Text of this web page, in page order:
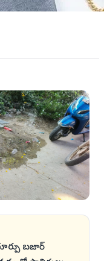
బజార్